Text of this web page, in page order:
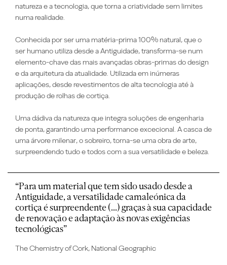
natureza e a tecnologia, que torna a criatividade sem limites
numa realidade.
Conhecida por ser uma matéria-prima 100% natural, que o
ser humano utiliza desde a Antiguidade, transforma-se num
elemento-chave das mais avançadas obras-primas do design
e da arquitetura da atualidade. Utilizada em inúmeras
aplicações, desde revestimentos de alta tecnologia até à
produção de rolhas de cortiça.
Uma dádiva da natureza que integra soluções de engenharia
de ponta, garantindo uma performance excecional. A casca de
uma árvore milenar, o sobreiro, torna-se uma obra de arte,
surpreendendo tudo e todos com a sua versatilidade e beleza.
“Para um material que tem sido usado desde a
Antiguidade, a versatilidade camaleónica da
cortiça é surpreendente (...) graças à sua capacidade
de renovação e adaptação às novas exigências
tecnológicas”
The Chemistry of Cork, National Geographic